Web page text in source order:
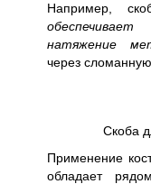
Например,
натяжение
через сломанную
Скоба
Применение
обладает